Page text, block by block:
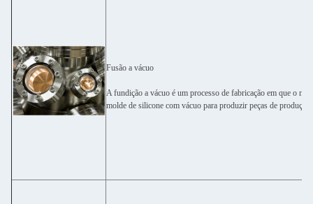
Fusão a vácuo
A fundição a vácuo é um processo de fabricação em que o
molde de silicone com vácuo para produzir peças de produção